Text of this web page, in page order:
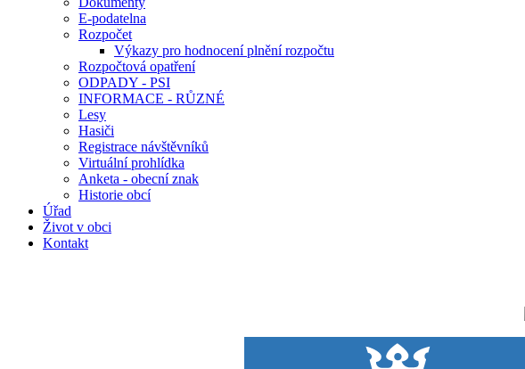
E-podatelna
Rozpočet
Výkazy pro hodnocení plnění rozpočtu
Rozpočtová opatření
ODPADY - PSI
INFORMACE - RŮZNÉ
Lesy
Hasiči
Registrace návštěvníků
Virtuální prohlídka
Anketa - obecní znak
Historie obcí
Úřad
Život v obci
Kontakt